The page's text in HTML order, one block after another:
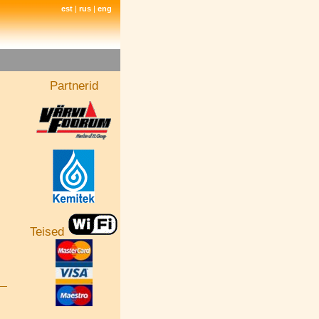
est| rus| eng
Partnerid
Teised